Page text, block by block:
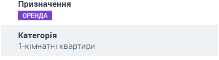
Призначення
ОРЕНДА
Категорія
1-кімнатні квартири